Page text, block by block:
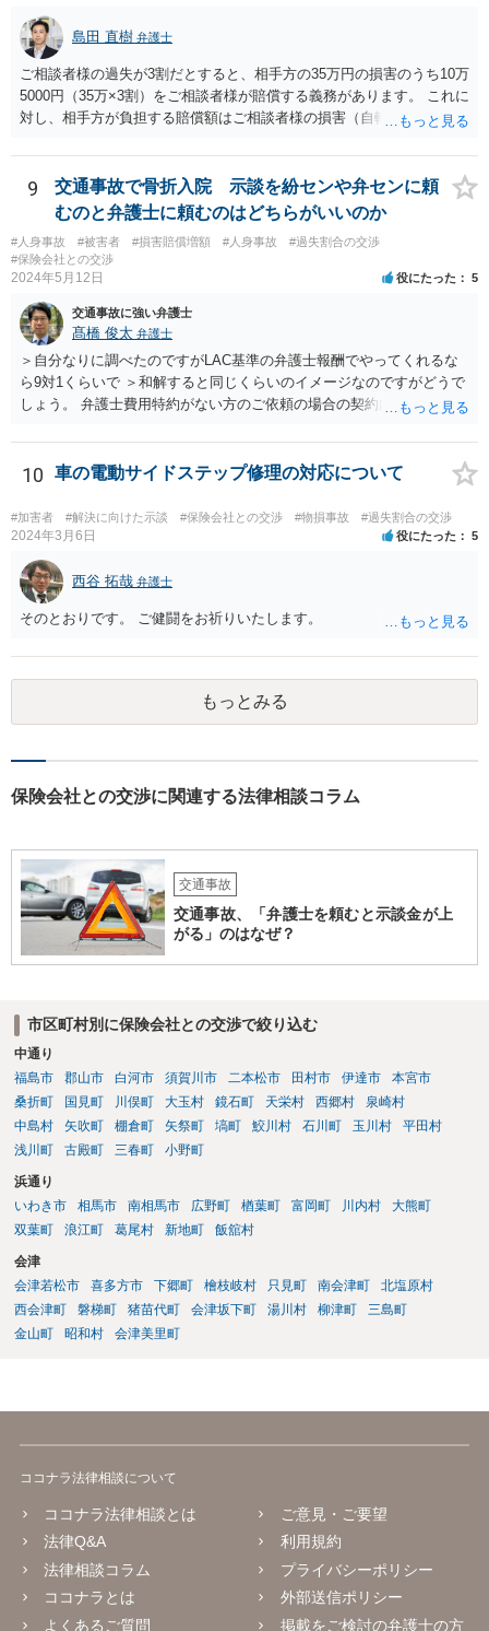
島田 直樹 弁護士
ご相談者様の過失が3割だとすると、相手方の35万円の損害のうち10万
5000円（35万×3割）をご相談者様が賠償する義務があります。 これに
対し、相手方が負担する賠償額はご相談者様の損害（自転車の修理費
なります。 したがって、ご相談者様の損害が、16万円（相手方賠償額
16万円×7割＝10万4800円）を超えれば、賠償として受け取る金額の方
が多くなります。 なお、通院慰謝料は、裁判基準で1か月で28万円、2
か月で52万円が相場となりますが、任意交渉では一定割合減額（3割減
など）されることが実務では多いです。
9
交通事故で骨折入院 示談を紛センや弁センに頼
むのと弁護士に頼むのはどちらがいいのか
#人身事故 #被害者 #損害賠償増額 #人身事故
#過失割合の交渉
#保険会社との交渉
2024年5月12日 役にたった 5
交通事故に強い弁護士
髙橋 俊太 弁護士
＞自分なりに調べたのですがLAC基準の弁護士報酬でやってくれるな
ら9対1くらいで ＞和解すると同じくらいのイメージなのですがどうで
しょう。 弁護士費用特約がない方のご依頼の場合の契約内容などは各
ンで最初から10対0を主張したり期待するのは難しいのでしょうか。
＞1か2は譲らないとセンターとしても無理とかやりたくないとかある
セン等においても、基本的には、損害論も責任論も裁判所と同じよう
な視点で解決が目指されることになります。
10 車の電動サイドステップ修理の対応について
#加害者 #解決に向けた示談 #保険会社との交渉 #物損事故 #過失割合の交渉
2024年3月6日 役にたった 5
西谷 拓哉 弁護士
そのとおりです。 ご健闘をお祈りいたします。
もっとみる
保険会社との交渉に関連する法律相談コラム
交通事故
交通事故、「弁護士を頼むと示談金が上
がる」のはなぜ？
市区町村別に保険会社との交渉で絞り込む
中通り
福島市
郡山市 白河市 須賀川市 二本松市 田村市 伊達市
本宮市
桑折町
国見町 川俣町 大玉村 鏡石町 天栄村 西郷村
泉崎村
中島村
矢吹町 棚倉町 矢祭町 塙町 鮫川村 石川町 玉川村
平田村
浅川町
古殿町 三春町 小野町
浜通り
いわき市
相馬市 南相馬市 広野町 楢葉町 富岡町 川内村
大熊町
双葉町
浪江町 葛尾村 新地町 飯舘村
会津
会津若松市
喜多方市 下郷町 檜枝岐村 只見町 南会津町
北塩原村
西会津町
磐梯町 猪苗代町 会津坂下町 湯川村 柳津町
三島町
金山町
昭和村 会津美里町
ココナラ法律相談について
ココナラ法律相談とは
法律Q&A
法律相談コラム
ココナラとは
よくあるご質問
ご意見・ご要望
利用規約
プライバシーポリシー
外部送信ポリシー
掲載をご検討の弁護士の方